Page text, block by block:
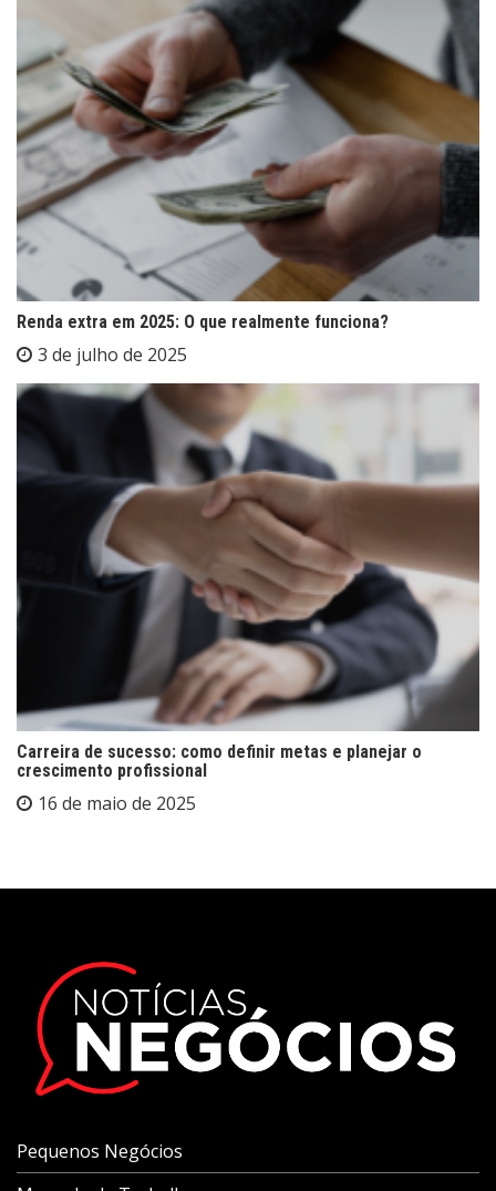
Renda extra em 2025: O que realmente funciona?
3 de julho de 2025
Carreira de sucesso: como definir metas e planejar o
crescimento profissional
16 de maio de 2025
Pequenos Negócios